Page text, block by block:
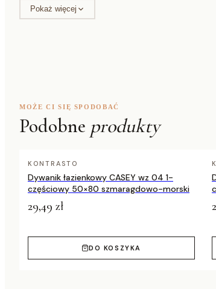
Materiał
Kolor
Pokaż więcej
MOŻE CI SIĘ SPODOBAĆ
Podobne produkty
KONTRASTO
Dywanik łazienkowy CASEY wz 04 1-
częściowy 50×80 szmaragdowo-morski
29,49 zł
DO KOSZYKA